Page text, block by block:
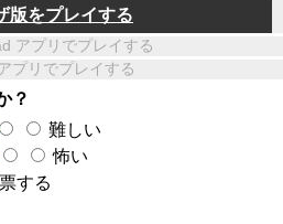
版をプレイする
アプリでプレイする
プリでプレイする
？
難しい
怖い
する